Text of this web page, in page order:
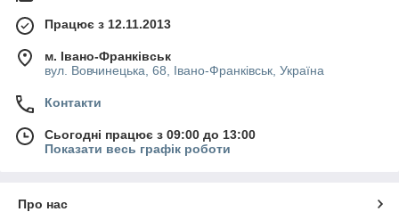
Працює з 12.11.2013
м. Івано-Франківськ
вул. Вовчинецька, 68, Івано-Франківськ, Україна
Контакти
Сьогодні працює з 09:00 до 13:00
Показати весь графік роботи
Про нас